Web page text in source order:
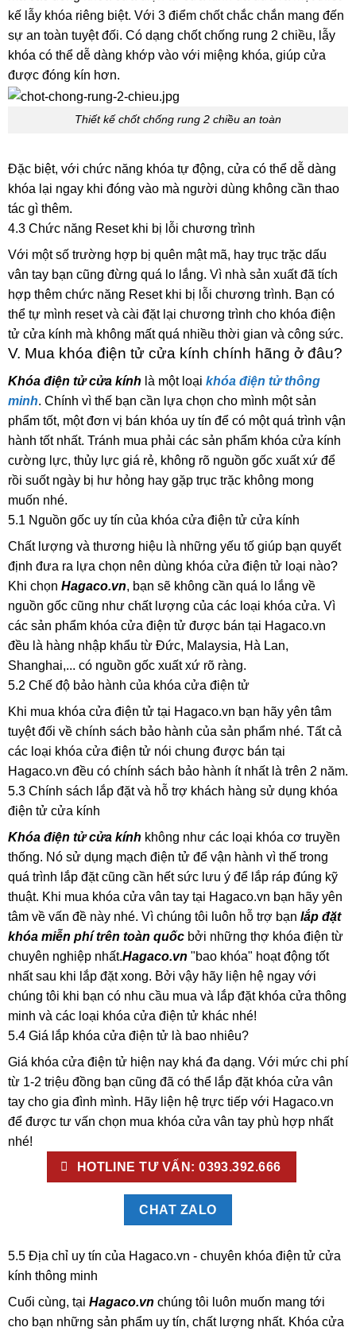
kế lẫy khóa riêng biệt. Với 3 điểm chốt chắc chắn mang đến
sự an toàn tuyệt đối. Có dạng chốt chống rung 2 chiều, lẫy
khóa có thể dễ dàng khớp vào với miệng khóa, giúp cửa
được đóng kín hơn.
Thiết kế chốt chống rung 2 chiều an toàn
Đặc biệt, với chức năng khóa tự động, cửa có thể dễ dàng
khóa lại ngay khi đóng vào mà người dùng không cần thao
tác gì thêm.
4.3 Chức năng Reset khi bị lỗi chương trình
Với một số trường hợp bị quên mật mã, hay trục trặc dấu
vân tay bạn cũng đừng quá lo lắng. Vì nhà sản xuất đã tích
hợp thêm chức năng Reset khi bị lỗi chương trình. Bạn có
thể tự mình reset và cài đặt lại chương trình cho khóa điện
tử cửa kính mà không mất quá nhiều thời gian và công sức.
V. Mua khóa điện tử cửa kính chính hãng ở đâu?
Khóa điện tử cửa kính là một loại khóa điện tử thông
minh. Chính vì thế bạn cần lựa chọn cho mình một sản
phẩm tốt, một đơn vị bán khóa uy tín để có một quá trình vận
hành tốt nhất. Tránh mua phải các sản phẩm khóa cửa kính
cường lực, thủy lực giá rẻ, không rõ nguồn gốc xuất xứ để
rồi suốt ngày bị hư hỏng hay gặp trục trặc không mong
muốn nhé.
5.1 Nguồn gốc uy tín của khóa cửa điện tử cửa kính
Chất lượng và thương hiệu là những yếu tố giúp bạn quyết
định đưa ra lựa chọn nên dùng khóa cửa điện tử loại nào?
Khi chọn Hagaco.vn, bạn sẽ không cần quá lo lắng về
nguồn gốc cũng như chất lượng của các loại khóa cửa. Vì
các sản phẩm khóa cửa điện tử được bán tại Hagaco.vn
đều là hàng nhập khẩu từ Đức, Malaysia, Hà Lan,
Shanghai,... có nguồn gốc xuất xứ rõ ràng.
5.2 Chế độ bảo hành của khóa cửa điện tử
Khi mua khóa cửa điện tử tại Hagaco.vn bạn hãy yên tâm
tuyệt đối về chính sách bảo hành của sản phẩm nhé. Tất cả
các loại khóa cửa điện tử nói chung được bán tại
Hagaco.vn đều có chính sách bảo hành ít nhất là trên 2 năm.
5.3 Chính sách lắp đặt và hỗ trợ khách hàng sử dụng khóa
điện tử cửa kính
Khóa điện tử cửa kính không như các loại khóa cơ truyền
thống. Nó sử dụng mạch điện tử để vận hành vì thế trong
quá trình lắp đặt cũng cần hết sức lưu ý để lắp ráp đúng kỹ
thuật. Khi mua khóa cửa vân tay tại Hagaco.vn bạn hãy yên
tâm về vấn đề này nhé. Vì chúng tôi luôn hỗ trợ bạn lắp đặt
khóa miễn phí trên toàn quốc bởi những thợ khóa điện từ
chuyên nghiệp nhất.Hagaco.vn "bao khóa" hoạt động tốt
nhất sau khi lắp đặt xong. Bởi vậy hãy liện hệ ngay với
chúng tôi khi bạn có nhu cầu mua và lắp đặt khóa cửa thông
minh và các loại khóa cửa điện tử khác nhé!
5.4 Giá lắp khóa cửa điện tử là bao nhiêu?
Giá khóa cửa điện tử hiện nay khá đa dạng. Với mức chi phí
từ 1-2 triệu đồng bạn cũng đã có thể lắp đặt khóa cửa vân
tay cho gia đình mình. Hãy liện hệ trực tiếp với Hagaco.vn
để được tư vấn chọn mua khóa cửa vân tay phù hợp nhất
nhé!
HOTLINE TƯ VẤN: 0393.392.666
CHAT ZALO
5.5 Địa chỉ uy tín của Hagaco.vn - chuyên khóa điện tử cửa
kính thông minh
Cuối cùng, tại Hagaco.vn chúng tôi luôn muốn mang tới
cho bạn những sản phẩm uy tín, chất lượng nhất. Khóa cửa